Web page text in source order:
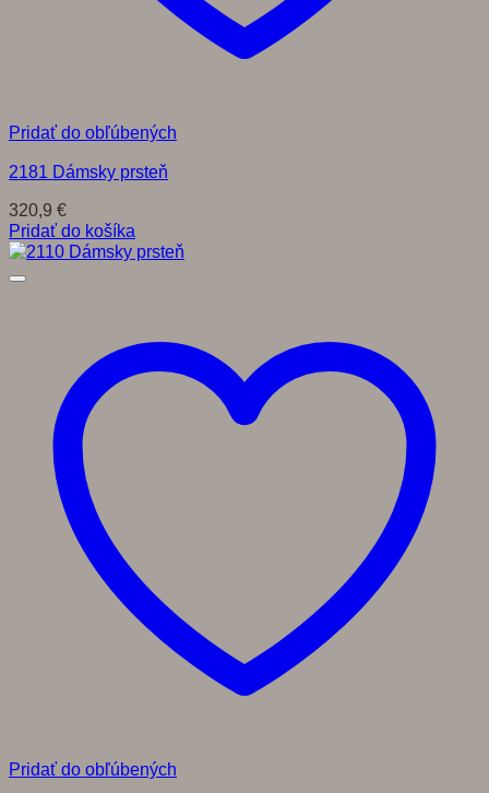
Pridať do obľúbených
2181 Dámsky prsteň
320,9 €
Pridať do košíka
Pridať do obľúbených